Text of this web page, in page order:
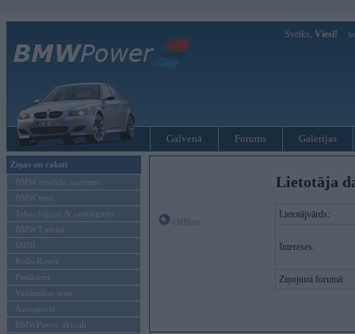
Sveiks, Viesi!
Galvenā Forums Galerijas
Ziņas un raksti
BMW modeļu jaunumi
BMW testi
Tehnoloģijas & sasniegumi
BMW Latvijā
MINI
Rolls-Royce
Pasākumi
Vadāmības tests
Autosports
BMWPower aktuāli
Lietotāja
Lietotājvārds:
Intereses:
Ziņojumi forumā: